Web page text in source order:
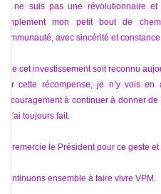
Je ne suis pas une révolutionnaire et
simplement mon petit bout de
communauté, avec sincérité et constance.
Que cet investissement soit reconnu
Par cette récompense, je n’y vois
encouragement à continuer à donner
je l'ai toujours fait.
Je remercie le Président pour ce geste
Continuons ensemble à faire vivre VPM.